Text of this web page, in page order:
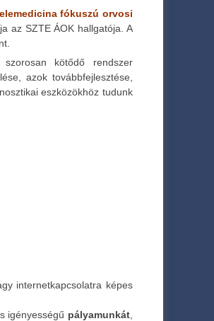
fókuszú orvosi
az SZTE ÁOK hallgatója. A
szorosan kötődő rendszer
azok továbbfejlesztése,
eszközökhöz tudunk
internetkapcsolatra képes
igényességű pályamunkát,